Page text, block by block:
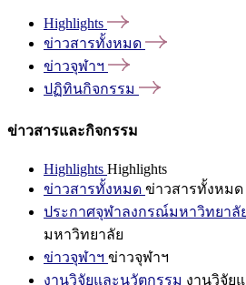
Highlights
ข่าวสารทั้งหมด
ข่าวจุฬาฯ
ปฏิทินกิจกรรม
ข่าวสารและกิจกรรม
Highlights Highlights
ข่าวสารทั้งหมด ข่าวสารทั้งหมด
ประกาศจุฬาลงกรณ์มหาวิทยาลั
มหาวิทยาลัย
ข่าวจุฬาฯ ข่าวจุฬาฯ
งานวิจัยและนวัตกรรม งานวิจัย